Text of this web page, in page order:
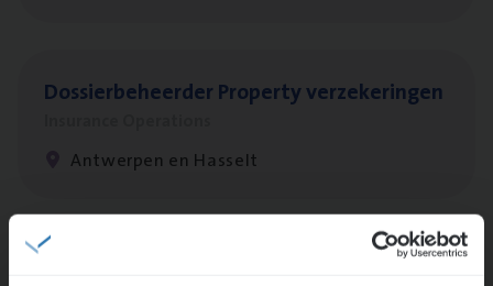
Dos­sier­be­heer­der Pro­per­ty verzekeringen
Antwerpen en Hasselt